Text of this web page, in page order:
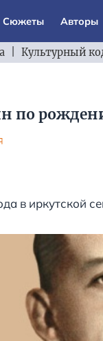
Сюжеты Авторы
Культурный
по
в иркутской